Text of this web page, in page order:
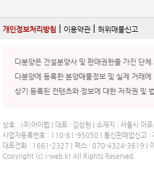
개인정보처리방침 | 이용약관 | 허위매물신고
다분양은 건설분양사 및 판매권한을 가진 단
다분양에 등록한 분양매물정보 및 실제 거래
상기 등록된 컨텐츠와 정보에 대한 저작권 및
상호 : (주)아이웹 | 대표 : 김상현 | 소재지 : 서울시 마
사업자등록번호 : 110-81-95050 | 통신판매업신고
대표전화 : 1661-2327 | 팩스 : 070-4324-3619 |
Copyright (c) i-web.kr All Rights Reserved.